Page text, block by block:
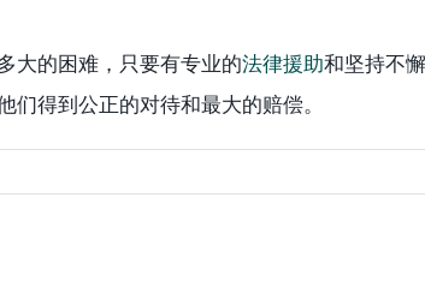
大的困难，只要有专业的法律援助和坚持不
得到公正的对待和最大的赔偿。